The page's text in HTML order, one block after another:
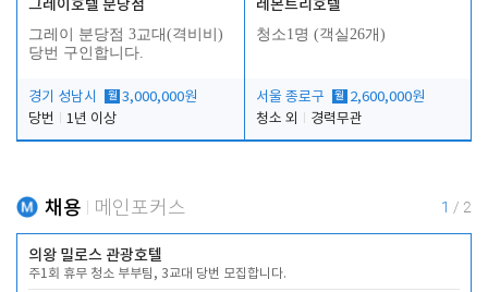
그레이호텔 분당점
그레이 분당점 3교대(격비비)
당번 구인합니다.
경기 성남시 월 3,000,000원
당번
1년 이상
레몬트리호텔
청소1명 (객실26개)
서울 종로구 월 2,600,000원
청소 외
경력무관
채용 메인포커스 1 / 2
의왕 밀로스 관광호텔
주1회 휴무 청소 부부팀, 3교대 당번 모집합니다.